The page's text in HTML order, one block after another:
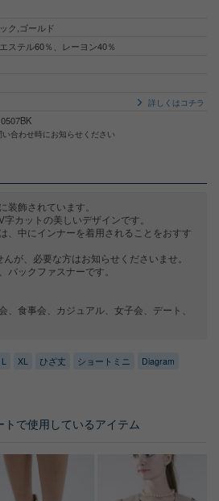
ク,ゴールド
ステル60％、レーヨン40％
詳しくはコチラ
い合わせ時にお知らせください
装飾されています。
カットの美しいデザインです。
、中にインナーを着用されることをおすす
が、必要な方はお知らせくださいませ。
バックファスナーです。
、食事会、カジュアル、女子会、デート、
L XL ひざ丈 ショートミニ Diagram
トで使用しているアイテム